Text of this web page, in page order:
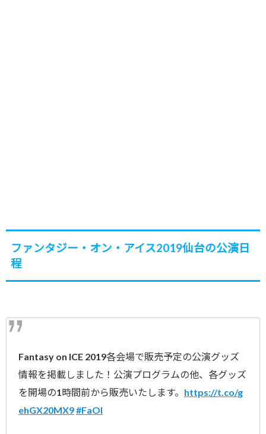
ファンタジー・オン・アイス2019仙台の公演日
程
Fantasy on ICE 2019各会場で販売予定の公演グッズ
情報を掲載しました！公演プログラムの他、各グッズ
を開場の1時間前から販売いたします。 https://t.co/g
ehGX20MX9#FaOI